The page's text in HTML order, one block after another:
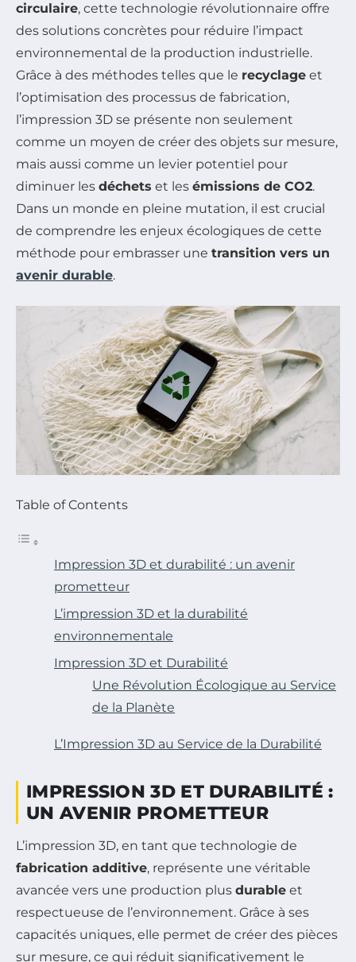
circulaire, cette technologie révolutionnaire offre
des solutions concrètes pour réduire l’impact
environnemental de la production industrielle.
Grâce à des méthodes telles que le recyclage et
l’optimisation des processus de fabrication,
l’impression 3D se présente non seulement
comme un moyen de créer des objets sur mesure,
mais aussi comme un levier potentiel pour
diminuer les déchets et les émissions de CO2.
Dans un monde en pleine mutation, il est crucial
de comprendre les enjeux écologiques de cette
méthode pour embrasser une transition vers un
avenir durable.
Table of Contents
Impression 3D et durabilité : un avenir
prometteur
L’impression 3D et la durabilité
environnementale
Impression 3D et Durabilité
Une Révolution Écologique au Service
de la Planète
L’Impression 3D au Service de la Durabilité
IMPRESSION 3D ET DURABILITÉ :
UN AVENIR PROMETTEUR
L’impression 3D, en tant que technologie de
fabrication additive, représente une véritable
avancée vers une production plus durable et
respectueuse de l’environnement. Grâce à ses
capacités uniques, elle permet de créer des pièces
sur mesure, ce qui réduit significativement le